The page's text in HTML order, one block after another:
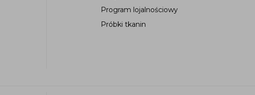
Program lojalnościowy
Próbki tkanin